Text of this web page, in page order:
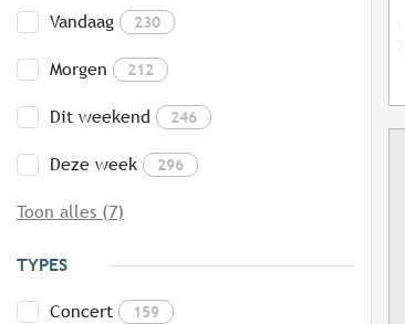
Vandaag 230
Morgen 212
Dit weekend 246
Deze week 296
Toon alles (7)
TYPES
Concert 159